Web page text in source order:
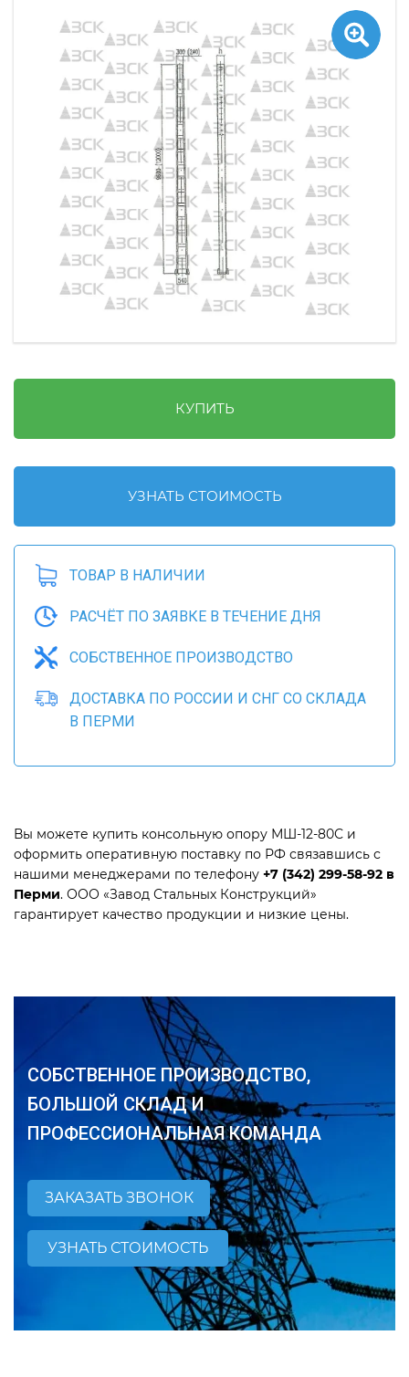
КУПИТЬ
УЗНАТЬ СТОИМОСТЬ
ТОВАР В НАЛИЧИИ
РАСЧЁТ ПО ЗАЯВКЕ В ТЕЧЕНИЕ ДНЯ
СОБСТВЕННОЕ ПРОИЗВОДСТВО
ДОСТАВКА ПО РОССИИ И СНГ СО СКЛАДА
В ПЕРМИ
Вы можете купить консольную опору МШ-12-80С и
оформить оперативную поставку по РФ связавшись с
нашими менеджерами по телефону +7 (342) 299-58-92 в
Перми. ООО «Завод Стальных Конструкций»
гарантирует качество продукции и низкие цены.
СОБСТВЕННОЕ ПРОИЗВОДСТВО,
БОЛЬШОЙ СКЛАД И
ПРОФЕССИОНАЛЬНАЯ КОМАНДА
ЗАКАЗАТЬ ЗВОНОК
УЗНАТЬ СТОИМОСТЬ